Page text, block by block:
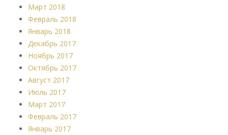
Март 2018
Февраль 2018
Январь 2018
Декабрь 2017
Ноябрь 2017
Октябрь 2017
Август 2017
Июль 2017
Март 2017
Февраль 2017
Январь 2017